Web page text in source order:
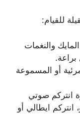
للقيام:
والنغمات
أو المسموعة
انتركم صوتي
ايطالي أو